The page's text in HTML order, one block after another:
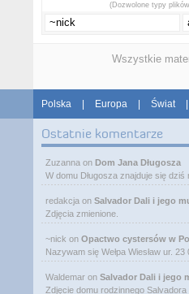
(Dozwolone typy
Wszystkie
Polska Europa Świat
Ostatnie komentarze
Zuzanna on Dom Jana Długosza
W domu Długosza znajduje się dziś
redakcja on Salvador Dali i jego
Zdjęcia zmienione.
~nick on Opactwo cystersów w
Nazywam się Wełpa Wiesław ur.
Waldemar on Salvador Dali i jego
Zdjęcie domu rodzinnego Salvadora